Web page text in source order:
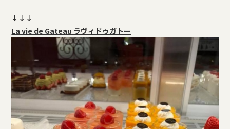
↓↓↓
La vie de Gateau ラヴィドゥガトー